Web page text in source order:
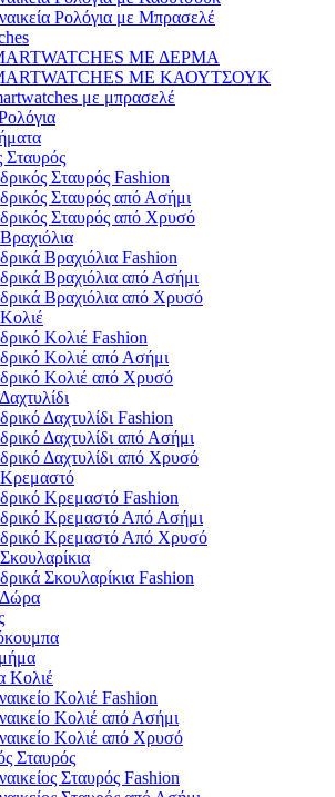
Ρολόγια με Μπρασελέ
ΜΕ ΔΕΡΜΑ
ΜΕ ΚΑΟΥΤΣΟΥΚ
με μπρασελέ
Σταυρός
Σταυρός Fashion
Σταυρός από Ασήμι
Σταυρός από Χρυσό
Βραχιόλια Fashion
Βραχιόλια από Ασήμι
Βραχιόλια από Χρυσό
Κολιέ Fashion
Κολιέ από Ασήμι
Κολιέ από Χρυσό
Δαχτυλίδι Fashion
Δαχτυλίδι από Ασήμι
Δαχτυλίδι από Χρυσό
Κρεμαστό Fashion
Κρεμαστό Από Ασήμι
Κρεμαστό Από Χρυσό
Σκουλαρίκια Fashion
Δώρα
Κολιέ
Κολιέ Fashion
Κολιέ από Ασήμι
Κολιέ από Χρυσό
Σταυρός
Σταυρός Fashion